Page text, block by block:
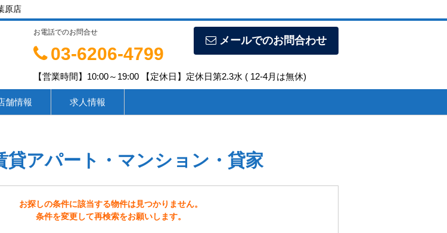
原店
メールでのお問合わせ
お電話でのお問合せ
03-6206-4799
【営業時間】10:00～19:00 【定休日】定休日第2.3水 ( 12-4月は無休)
舗情報 求人情報
貸アパート・マンション・貸家
お探しの条件に該当する物件は見つかりません。
条件を変更して再検索をお願いします。